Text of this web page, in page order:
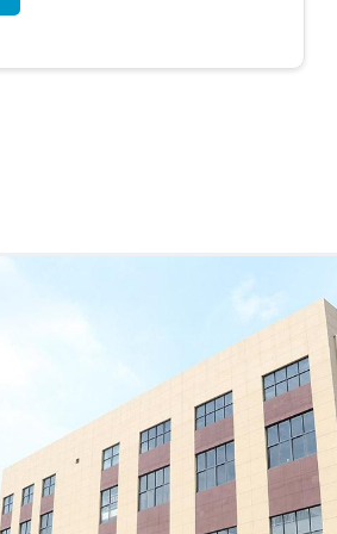
d'acier, murs en verre,
d'aluminium haute